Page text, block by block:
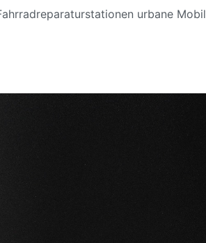
urbane